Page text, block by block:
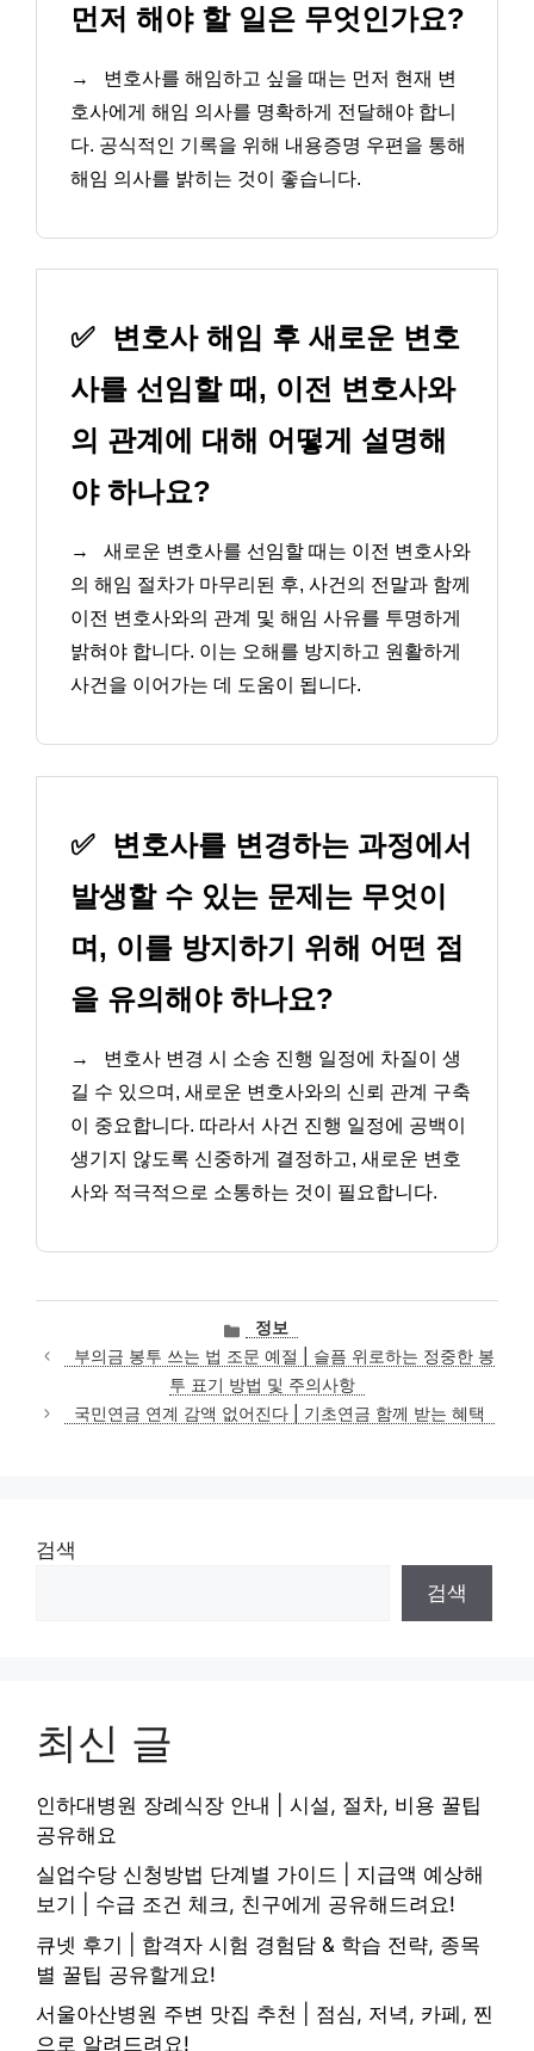
먼저 해야 할 일은 무엇인가요?
→
변호사를 해임하고 싶을 때는 먼저 현재 변
호사에게 해임 의사를 명확하게 전달해야 합니
다. 공식적인 기록을 위해 내용증명 우편을 통해
해임 의사를 밝히는 것이 좋습니다.
✅
변호사 해임 후 새로운 변호
사를 선임할 때, 이전 변호사와
의 관계에 대해 어떻게 설명해
야 하나요?
→
새로운 변호사를 선임할 때는 이전 변호사와
의 해임 절차가 마무리된 후, 사건의 전말과 함께
이전 변호사와의 관계 및 해임 사유를 투명하게
밝혀야 합니다. 이는 오해를 방지하고 원활하게
사건을 이어가는 데 도움이 됩니다.
✅
변호사를 변경하는 과정에서
발생할 수 있는 문제는 무엇이
며, 이를 방지하기 위해 어떤 점
을 유의해야 하나요?
→
변호사 변경 시 소송 진행 일정에 차질이 생
길 수 있으며, 새로운 변호사와의 신뢰 관계 구축
이 중요합니다. 따라서 사건 진행 일정에 공백이
생기지 않도록 신중하게 결정하고, 새로운 변호
사와 적극적으로 소통하는 것이 필요합니다.
카
테
고
리
정보
부의금 봉투 쓰는 법 조문 예절 | 슬픔 위로하는 정중한 봉
투 표기 방법 및 주의사항
국민연금 연계 감액 없어진다 | 기초연금 함께 받는 혜택
검색
검색
최신 글
인하대병원 장례식장 안내 | 시설, 절차, 비용 꿀팁
공유해요
실업수당 신청방법 단계별 가이드 | 지급액 예상해
보기 | 수급 조건 체크, 친구에게 공유해드려요!
큐넷 후기 | 합격자 시험 경험담 & 학습 전략, 종목
별 꿀팁 공유할게요!
서울아산병원 주변 맛집 추천 | 점심, 저녁, 카페, 찐
으로 알려드려요!